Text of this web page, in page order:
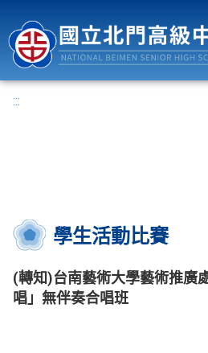
:::
學生活動比賽
(轉知)台南藝術大學藝術推廣
唱」無伴奏合唱班